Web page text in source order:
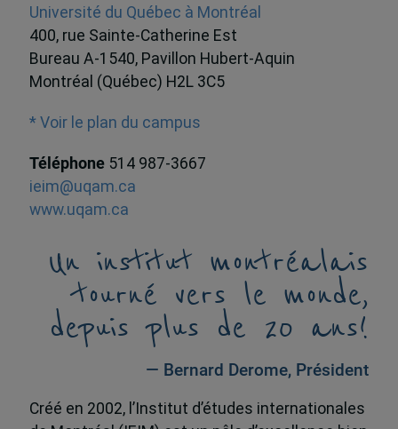
Université du Québec à Montréal
400, rue Sainte-Catherine Est
Bureau A-1540, Pavillon Hubert-Aquin
Montréal (Québec) H2L 3C5
* Voir le plan du campus
Téléphone 514 987-3667
ieim@uqam.ca
www.uqam.ca
Un institut montréalais
tourné vers le monde,
depuis plus de 20 ans!
— Bernard Derome, Président
Créé en 2002, l’Institut d’études internationales